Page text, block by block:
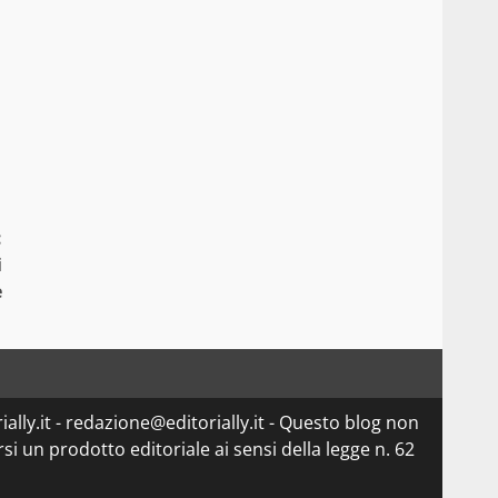
- redazione@editorially.it - Questo blog non
un prodotto editoriale ai sensi della legge n. 62